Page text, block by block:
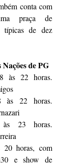
conta com
praça de
típicas de dez
de PG
às 22 horas.
às 22 horas.
23 horas.
horas, com
e show de